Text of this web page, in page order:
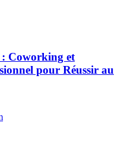
: Coworking et
pour Réussir au